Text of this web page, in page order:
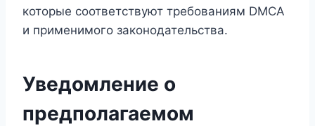
которые соответствуют требованиям DMCA
и применимого законодательства.
Уведомление о
предполагаемом